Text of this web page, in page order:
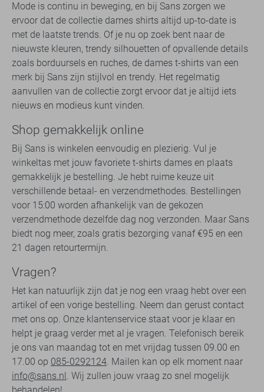
Mode is continu in beweging, en bij Sans zorgen we
ervoor dat de collectie dames shirts altijd up-to-date is
met de laatste trends. Of je nu op zoek bent naar de
nieuwste kleuren, trendy silhouetten of opvallende details
zoals borduursels en ruches, de dames t-shirts van een
merk bij Sans zijn stijlvol en trendy. Het regelmatig
aanvullen van de collectie zorgt ervoor dat je altijd iets
nieuws en modieus kunt vinden.
Shop gemakkelijk online
Bij Sans is winkelen eenvoudig en plezierig. Vul je
winkeltas met jouw favoriete t-shirts dames en plaats
gemakkelijk je bestelling. Je hebt ruime keuze uit
verschillende betaal- en verzendmethodes. Bestellingen
voor 15:00 worden afhankelijk van de gekozen
verzendmethode dezelfde dag nog verzonden. Maar Sans
biedt nog meer, zoals gratis bezorging vanaf €95 en een
21 dagen retourtermijn.
Vragen?
Het kan natuurlijk zijn dat je nog een vraag hebt over een
artikel of een vorige bestelling. Neem dan gerust contact
met ons op. Onze klantenservice staat voor je klaar en
helpt je graag verder met al je vragen. Telefonisch bereik
je ons van maandag tot en met vrijdag tussen 09.00 en
17.00 op 085-0292124. Mailen kan op elk moment naar
info@sans.nl. Wij zullen jouw vraag zo snel mogelijk